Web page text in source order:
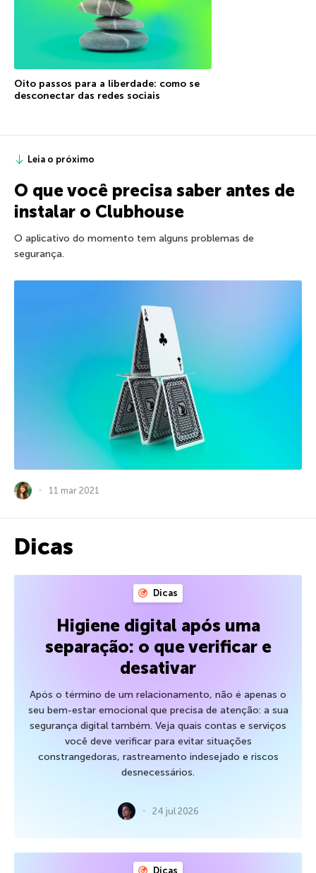
Oito passos para a liberdade: como se
desconectar das redes sociais
Leia o próximo
O que você precisa saber antes de
instalar o Clubhouse
O aplicativo do momento tem alguns problemas de
segurança.
11 mar 2021
Dicas
Dicas
Higiene digital após uma
separação: o que verificar e
desativar
Após o término de um relacionamento, não é apenas o
seu bem-estar emocional que precisa de atenção: a sua
segurança digital também. Veja quais contas e serviços
você deve verificar para evitar situações
constrangedoras, rastreamento indesejado e riscos
desnecessários.
24 jul 2026
Dicas